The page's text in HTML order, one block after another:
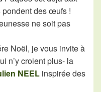
pondent des œufs !
ne soit pas
Noël, je vous invite à
n’y croient plus- la
NEEL inspirée des